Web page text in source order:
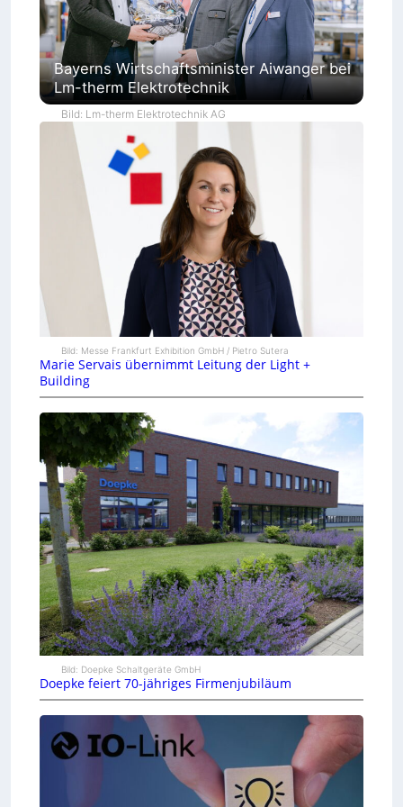
Bayerns Wirtschaftsminister Aiwanger bei
Lm-therm Elektrotechnik
Bild: Lm-therm Elektrotechnik AG
Bild: Messe Frankfurt Exhibition GmbH / Pietro Sutera
Marie Servais übernimmt Leitung der Light +
Building
Bild: Doepke Schaltgeräte GmbH
Doepke feiert 70-jähriges Firmenjubiläum